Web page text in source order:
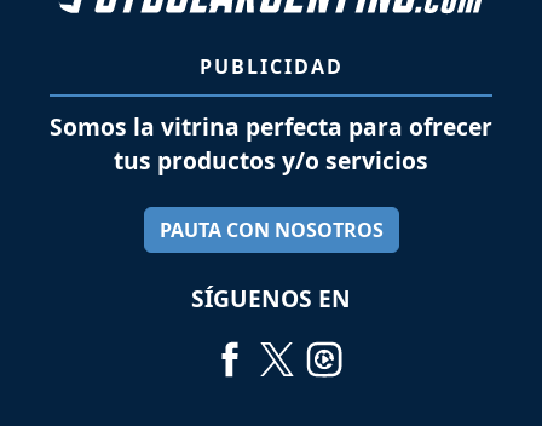
PUBLICIDAD
Somos la vitrina perfecta para ofrecer
tus productos y/o servicios
PAUTA CON NOSOTROS
SÍGUENOS EN